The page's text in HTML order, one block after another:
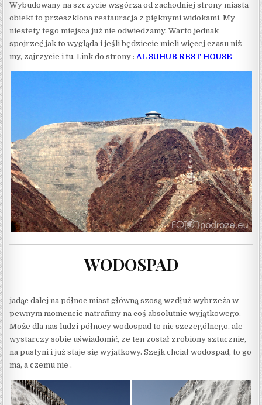
Wybudowany na szczycie wzgórza od zachodniej strony miasta
obiekt to przeszklona restauracja z pięknymi widokami. My
niestety tego miejsca już nie odwiedzamy. Warto jednak
spojrzeć jak to wygląda i jeśli będziecie mieli więcej czasu niż
my, zajrzycie i tu. Link do strony :AL SUHUB REST HOUSE
WODOSPAD
jadąc dalej na północ miast główną szosą wzdłuż wybrzeża w
pewnym momencie natrafimy na coś absolutnie wyjątkowego.
Może dla nas ludzi północy wodospad to nic szczególnego, ale
wystarczy sobie uświadomić, ze ten został zrobiony sztucznie,
na pustyni i już staje się wyjątkowy. Szejk chciał wodospad, to go
ma, a czemu nie .